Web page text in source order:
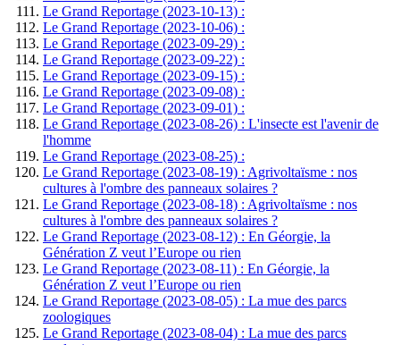
Le Grand Reportage (2023-10-13) :
Le Grand Reportage (2023-10-06) :
Le Grand Reportage (2023-09-29) :
Le Grand Reportage (2023-09-22) :
Le Grand Reportage (2023-09-15) :
Le Grand Reportage (2023-09-08) :
Le Grand Reportage (2023-09-01) :
Le Grand Reportage (2023-08-26) : L'insecte est l'avenir de
l'homme
Le Grand Reportage (2023-08-25) :
Le Grand Reportage (2023-08-19) : Agrivoltaïsme : nos
cultures à l'ombre des panneaux solaires ?
Le Grand Reportage (2023-08-18) : Agrivoltaïsme : nos
cultures à l'ombre des panneaux solaires ?
Le Grand Reportage (2023-08-12) : En Géorgie, la
Génération Z veut l’Europe ou rien
Le Grand Reportage (2023-08-11) : En Géorgie, la
Génération Z veut l’Europe ou rien
Le Grand Reportage (2023-08-05) : La mue des parcs
zoologiques
Le Grand Reportage (2023-08-04) : La mue des parcs